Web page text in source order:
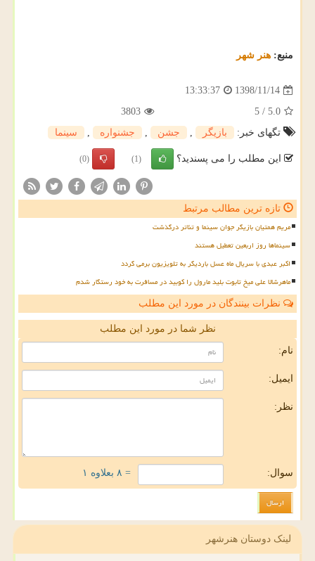
منبع: هنر شهر
1398/11/14
13:33:37
5.0
/
5
3803
تگهای خبر:
بازیگر , جشن , جشنواره , سینما
این مطلب را می پسندید؟ (1)
(0)
تازه ترین مطالب مرتبط
مریم همتیان بازیگر جوان سینما و تئاتر درگذشت
سینماها روز اربعین تعطیل هستند
اکبر عبدی با سریال ماه عسل باردیگر به تلویزیون برمی گردد
ماهرشالا علی میخ تابوت بلید مارول را کوبید در مسافرت به خود رستگار شدم
نظرات بینندگان در مورد این مطلب
نظر شما در مورد این مطلب
نام:
ایمیل:
نظر:
سوال: = ۸ بعلاوه ۱
لینک دوستان هنرشهر